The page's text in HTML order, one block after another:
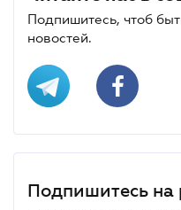
Подпишитесь, чтоб
новостей.
Подпишитесь на